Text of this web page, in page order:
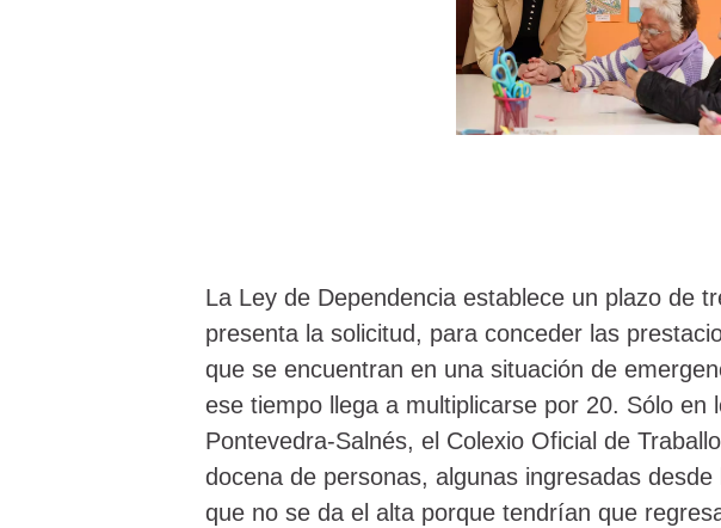
La Ley de Dependencia establece un plazo de
presenta la solicitud, para conceder las
que se encuentran en una situación de
ese tiempo llega a multiplicarse por 20. Sólo en
Pontevedra-Salnés, el Colexio Oficial de
docena de personas, algunas ingresadas
que no se da el alta porque tendrían que